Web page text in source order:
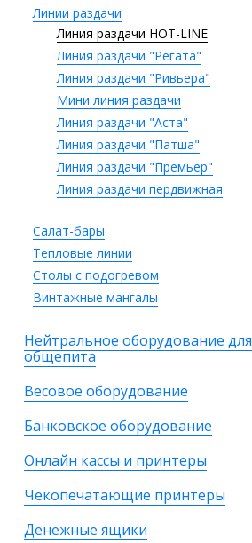
Линии раздачи
Линия раздачи HOT-LINE
Линия раздачи "Регата"
Линия раздачи "Ривьера"
Мини линия раздачи
Линия раздачи "Аста"
Линия раздачи "Патша"
Линия раздачи "Премьер"
Линия раздачи пердвижная
Салат-бары
Тепловые линии
Столы с подогревом
Винтажные мангалы
Нейтральное оборудование для
общепита
Весовое оборудование
Банковское оборудование
Онлайн кассы и принтеры
Чекопечатающие принтеры
Денежные ящики